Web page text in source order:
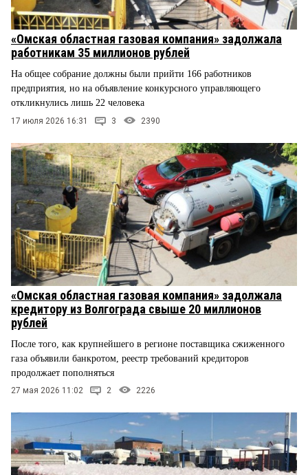
«Омская областная газовая компания» задолжала
работникам 35 миллионов рублей
На общее собрание должны были прийти 166 работников
предприятия, но на объявление конкурсного управляющего
откликнулись лишь 22 человека
17 июля 2026 16:31 3 2390
«Омская областная газовая компания» задолжала
кредитору из Волгограда свыше 20 миллионов
рублей
После того, как крупнейшего в регионе поставщика сжиженного
газа объявили банкротом, реестр требований кредиторов
продолжает пополняться
27 мая 2026 11:02 2 2226